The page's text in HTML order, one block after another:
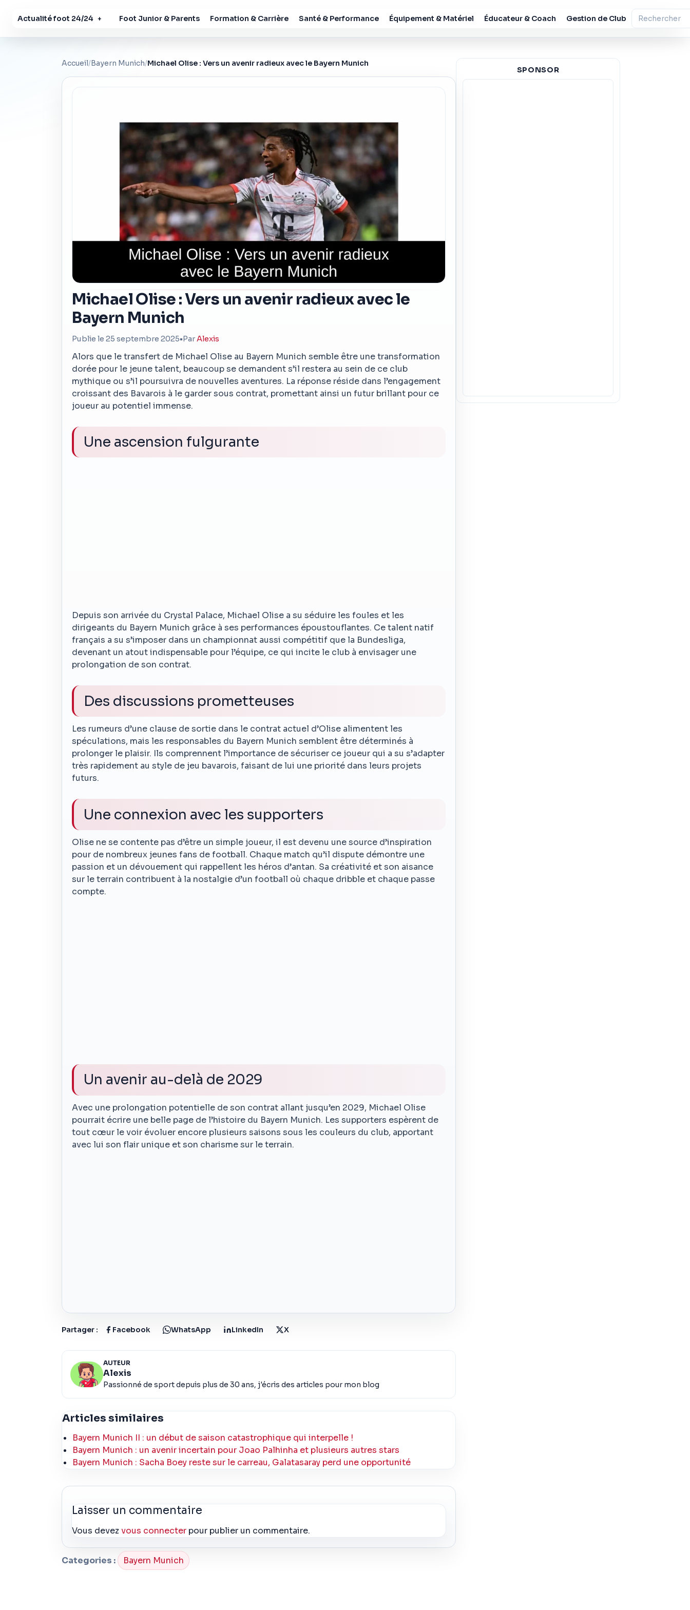
Actualité foot 24/24 + Foot Junior & Parents Formation & Carrière Santé & Performance Équipement & Matériel Éducateur & Coach Gestion de Club
Accueil/Bayern Munich/Michael Olise : Vers un avenir radieux avec le Bayern Munich
Michael Olise : Vers un avenir radieux avec le
Bayern Munich
Publie le 25 septembre 2025•ParAlexis
Alors que le transfert de Michael Olise au Bayern Munich semble être une transformation
dorée pour le jeune talent, beaucoup se demandent s’il restera au sein de ce club
mythique ou s’il poursuivra de nouvelles aventures. La réponse réside dans l’engagement
croissant des Bavarois à le garder sous contrat, promettant ainsi un futur brillant pour ce
joueur au potentiel immense.
Une ascension fulgurante
Depuis son arrivée du Crystal Palace, Michael Olise a su séduire les foules et les
dirigeants du Bayern Munich grâce à ses performances époustouflantes. Ce talent natif
français a su s’imposer dans un championnat aussi compétitif que la Bundesliga,
devenant un atout indispensable pour l’équipe, ce qui incite le club à envisager une
prolongation de son contrat.
Des discussions prometteuses
Les rumeurs d’une clause de sortie dans le contrat actuel d’Olise alimentent les
spéculations, mais les responsables du Bayern Munich semblent être déterminés à
prolonger le plaisir. Ils comprennent l’importance de sécuriser ce joueur qui a su s’adapter
très rapidement au style de jeu bavarois, faisant de lui une priorité dans leurs projets
futurs.
Une connexion avec les supporters
Olise ne se contente pas d’être un simple joueur, il est devenu une source d’inspiration
pour de nombreux jeunes fans de football. Chaque match qu’il dispute démontre une
passion et un dévouement qui rappellent les héros d’antan. Sa créativité et son aisance
sur le terrain contribuent à la nostalgie d’un football où chaque dribble et chaque passe
compte.
Un avenir au-delà de 2029
Avec une prolongation potentielle de son contrat allant jusqu’en 2029, Michael Olise
pourrait écrire une belle page de l’histoire du Bayern Munich. Les supporters espèrent de
tout cœur le voir évoluer encore plusieurs saisons sous les couleurs du club, apportant
avec lui son flair unique et son charisme sur le terrain.
Partager : Facebook WhatsApp LinkedIn X
AUTEUR
Alexis
Passionné de sport depuis plus de 30 ans, j'écris des articles pour mon blog
Articles similaires
Bayern Munich II : un début de saison catastrophique qui interpelle !
Bayern Munich : un avenir incertain pour Joao Palhinha et plusieurs autres stars
Bayern Munich : Sacha Boey reste sur le carreau, Galatasaray perd une opportunité
Laisser un commentaire
Vous devezvous connecter pour publier un commentaire.
Categories : Bayern Munich
SPONSOR